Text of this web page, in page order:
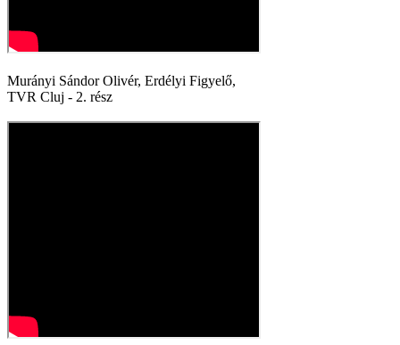
Murányi Sándor Olivér, Erdélyi Figyelő,
TVR Cluj - 2. rész